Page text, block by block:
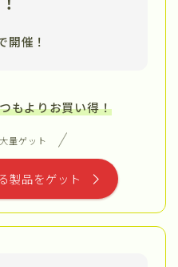
開催！
もよりお買い得！
量ゲット
製品をゲット